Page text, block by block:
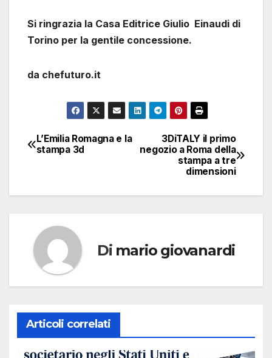
Si ringrazia la Casa Editrice Giulio Einaudi di
Torino per la gentile concessione.
da chefuturo.it
Navigazione
3DiTALY il primo
negozio a Roma della
stampa a tre
dimensioni
L’Emilia Romagna e la
stampa 3d
Di mario giovanardi
Articoli correlati